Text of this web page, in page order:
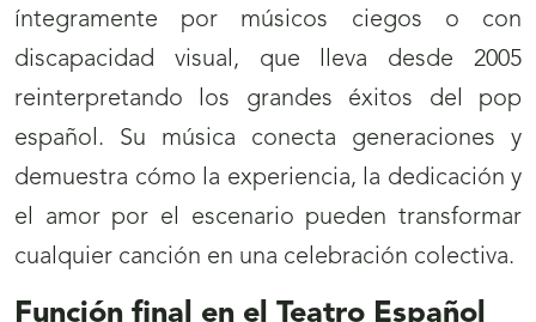
íntegramente por músicos ciegos o con
discapacidad visual, que lleva desde 2005
reinterpretando los grandes éxitos del pop
español. Su música conecta generaciones y
demuestra cómo la experiencia, la dedicación y
el amor por el escenario pueden transformar
cualquier canción en una celebración colectiva.
Función final en el Teatro Español